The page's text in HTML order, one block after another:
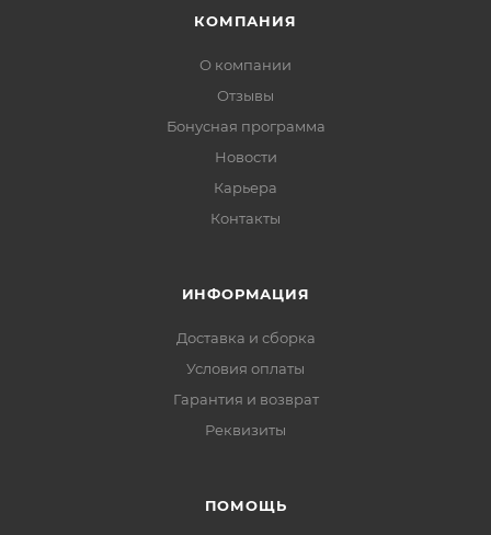
КОМПАНИЯ
О компании
Отзывы
Бонусная программа
Новости
Карьера
Контакты
ИНФОРМАЦИЯ
Доставка и сборка
Условия оплаты
Гарантия и возврат
Реквизиты
ПОМОЩЬ